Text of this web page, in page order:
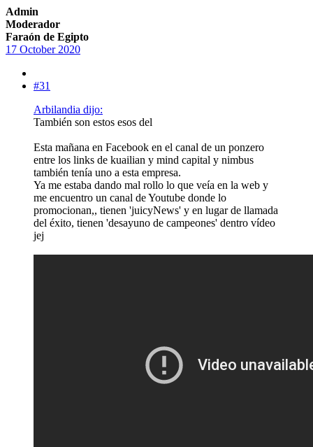
Admin
Moderador
Faraón de Egipto
17 October 2020
#31
Arbilandia dijo:
También son estos esos del
Esta mañana en Facebook en el canal de un ponzero
entre los links de kuailian y mind capital y nimbus
también tenía uno a esta empresa.
Ya me estaba dando mal rollo lo que veía en la web y
me encuentro un canal de Youtube donde lo
promocionan,, tienen 'juicyNews' y en lugar de llamada
del éxito, tienen 'desayuno de campeones' dentro vídeo
jej